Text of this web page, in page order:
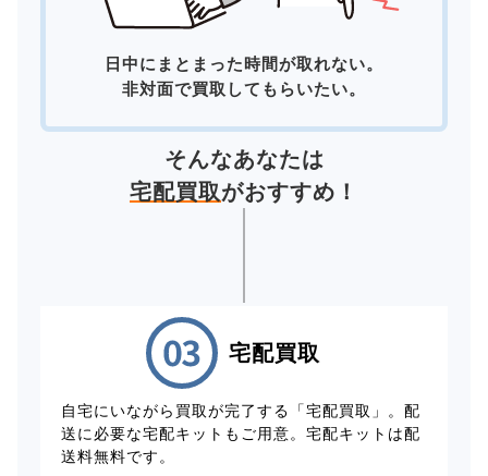
日中にまとまった時間が取れない。
非対面で買取してもらいたい。
そんなあなたは
宅配買取がおすすめ！
宅配買取
自宅にいながら買取が完了する「宅配買取」。配
送に必要な宅配キットもご用意。宅配キットは配
送料無料です。